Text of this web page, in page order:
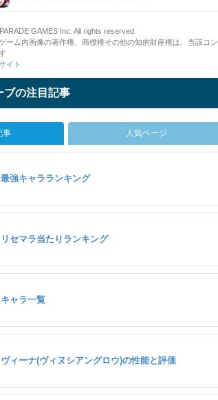
GAMES Inc. All rights reserved.
ーム内画像の著作権、商標権その他の知的財産権は、当該コン
イト
ブの注目記事
事 人気ページ
最強キャラランキング
リセマラ当たりランキング
キャラ一覧
ヴィーナ(ヴィヌシアングロウ)の性能と評価